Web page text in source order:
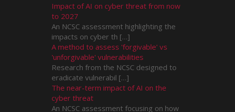
Impact of AI on cyber threat from now
to 2027
An NCSC assessment highlighting the
impacts on cyber th […]
A method to assess 'forgivable' vs
'unforgivable' vulnerabilities
Research from the NCSC designed to
eradicate vulnerabil […]
The near-term impact of AI on the
cyber threat
An NCSC assessment focusing on how